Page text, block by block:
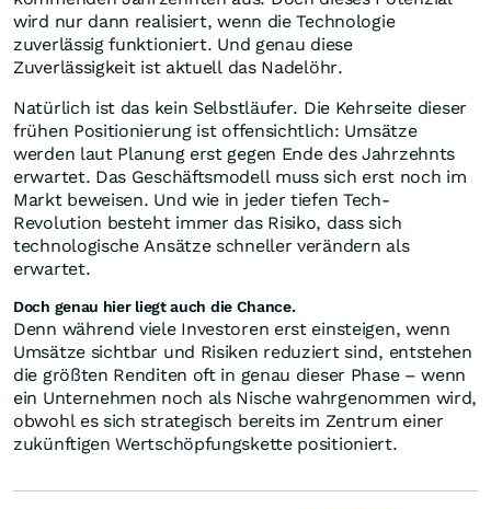
wird nur dann realisiert, wenn die Technologie
zuverlässig funktioniert. Und genau diese
Zuverlässigkeit ist aktuell das Nadelöhr.
Natürlich ist das kein Selbstläufer. Die Kehrseite dieser
frühen Positionierung ist offensichtlich: Umsätze
werden laut Planung erst gegen Ende des Jahrzehnts
erwartet. Das Geschäftsmodell muss sich erst noch im
Markt beweisen. Und wie in jeder tiefen Tech-
Revolution besteht immer das Risiko, dass sich
technologische Ansätze schneller verändern als
erwartet.
Doch genau hier liegt auch die Chance.
Denn während viele Investoren erst einsteigen, wenn
Umsätze sichtbar und Risiken reduziert sind, entstehen
die größten Renditen oft in genau dieser Phase – wenn
ein Unternehmen noch als Nische wahrgenommen wird,
obwohl es sich strategisch bereits im Zentrum einer
zukünftigen Wertschöpfungskette positioniert.